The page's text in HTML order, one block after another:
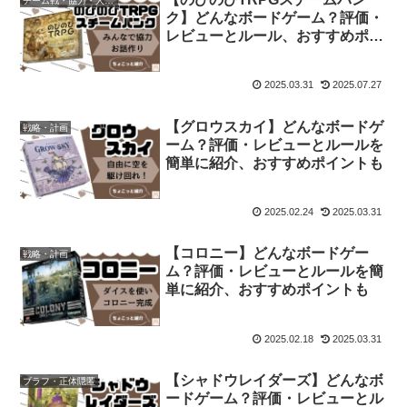
ク】どんなボードゲーム？評価・
レビューとルール、おすすめポイ
2025.03.31 2025.07.27
戦略・計画
【グロウスカイ】どんなボードゲ
ーム？評価・レビューとルールを
簡単に紹介、おすすめポイントも
2025.02.24 2025.03.31
戦略・計画
【コロニー】どんなボードゲー
ム？評価・レビューとルールを簡
単に紹介、おすすめポイントも
2025.02.18 2025.03.31
ブラフ・正体隠匿
【シャドウレイダーズ】どんなボ
ードゲーム？評価・レビューとル